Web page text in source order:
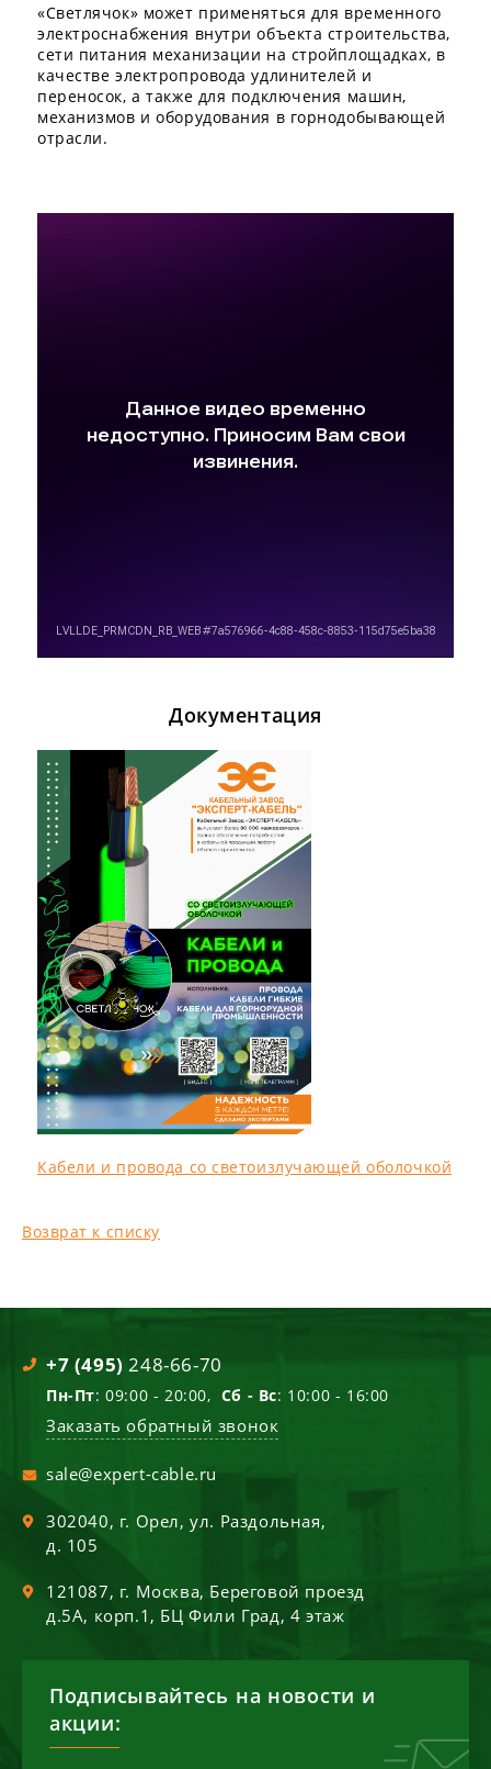
«Светлячок» может применяться для временного
электроснабжения внутри объекта строительства,
сети питания механизации на стройплощадках, в
качестве электропровода удлинителей и
переносок, а также для подключения машин,
механизмов и оборудования в горнодобывающей
отрасли.
Документация
Кабели и провода со светоизлучающей оболочкой
Возврат к списку
+7 (495) 248-66-70
Пн-Пт: 09:00 - 20:00, Сб - Вс: 10:00 - 16:00
Заказать обратный звонок
sale@expert-cable.ru
302040, г. Орел,ул. Раздольная,
д. 105
121087, г. Москва, Береговой проезд
д.5А, корп.1, БЦ Фили Град, 4 этаж
Подписывайтесь на новости и
акции: